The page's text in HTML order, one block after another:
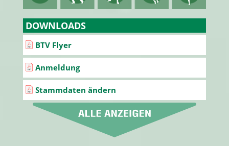
DOWNLOADS
BTV Flyer
Anmeldung
Stammdaten ändern